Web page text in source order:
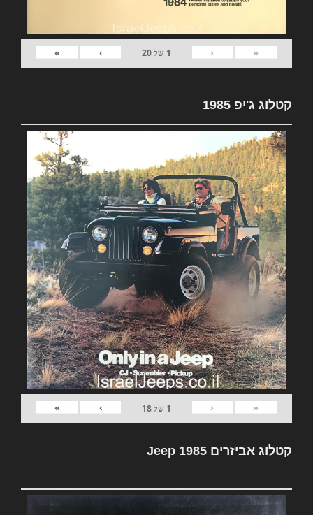
«
‹
1 של20
›
»
קטלוג ג'יפ 1985
«
‹
1 של18
›
»
קטלוג אביזרים Jeep 1985